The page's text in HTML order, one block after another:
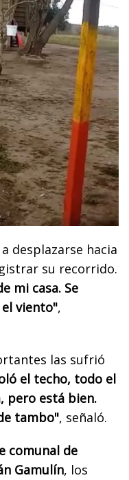
desplazarse hacia
su recorrido.
mi casa. Se
viento",
las sufrió
el techo, todo el
pero está bien.
tambo", señaló.
comunal de
Gamulín, los